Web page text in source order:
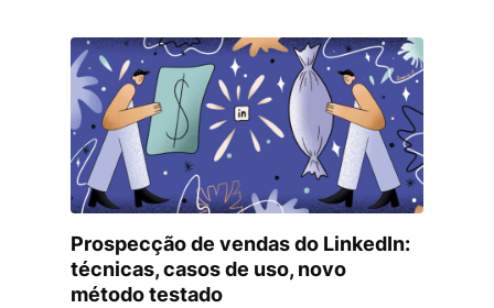
Prospecção de vendas do LinkedIn:
técnicas, casos de uso, novo
método testado